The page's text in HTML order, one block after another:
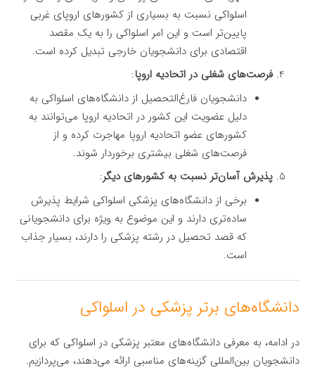
اسلواکی نسبت به بسیاری از کشورهای اروپای غربی
پایین‌تر است و این امر اسلواکی را به یک مقصد
اقتصادی برای دانشجویان خارجی تبدیل کرده است.
فرصت‌های شغلی در اتحادیه اروپا:
دانشجویان فارغ‌التحصیل از دانشگاه‌های اسلواکی به
دلیل عضویت این کشور در اتحادیه اروپا می‌توانند به
کشورهای عضو اتحادیه اروپا مهاجرت کرده و از
فرصت‌های شغلی بیشتری برخوردار شوند.
پذیرش آسان‌تر نسبت به کشورهای دیگر:
برخی از دانشگاه‌های پزشکی اسلواکی شرایط پذیرش
ساده‌تری دارند و این موضوع به ویژه برای دانشجویانی
که قصد تحصیل در رشته پزشکی را دارند، بسیار جذاب
است.
دانشگاه‌های برتر پزشکی در اسلواکی
در ادامه، به معرفی دانشگاه‌های معتبر پزشکی در اسلواکی که برای
دانشجویان بین‌المللی گزینه‌های مناسبی ارائه می‌دهند، می‌پردازیم.